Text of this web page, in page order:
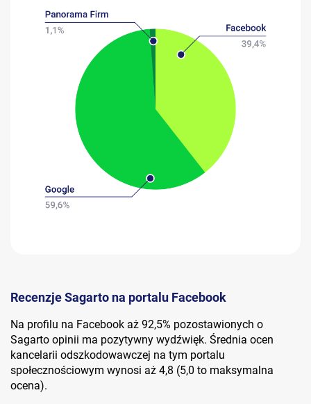
Recenzje Sagarto na portalu Facebook
Na profilu na Facebook aż 92,5% pozostawionych o
Sagarto opinii ma pozytywny wydźwięk. Średnia ocen
kancelarii odszkodowawczej na tym portalu
społecznościowym wynosi aż 4,8 (5,0 to maksymalna
ocena).